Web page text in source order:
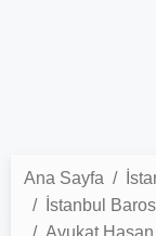
Ana Sayfa
İstanbul
Avukat